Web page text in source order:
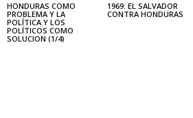
HONDURAS COMO
PROBLEMA Y LA
POLÍTICA Y LOS
POLÍTICOS COMO
SOLUCION (1/4)
1969: EL SALVADOR
CONTRA HONDURAS